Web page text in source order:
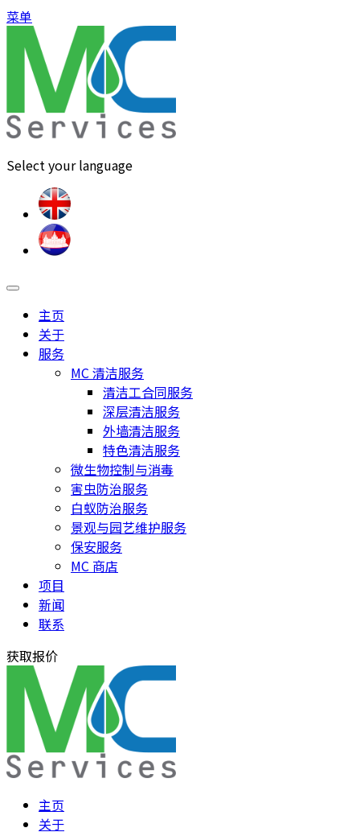
菜单
Select your language
主页
关于
服务
MC 清洁服务
清洁工合同服务
深层清洁服务
外墙清洁服务
特色清洁服务
微生物控制与消毒
害虫防治服务
白蚁防治服务
景观与园艺维护服务
保安服务
MC 商店
项目
新闻
联系
获取报价
主页
关于